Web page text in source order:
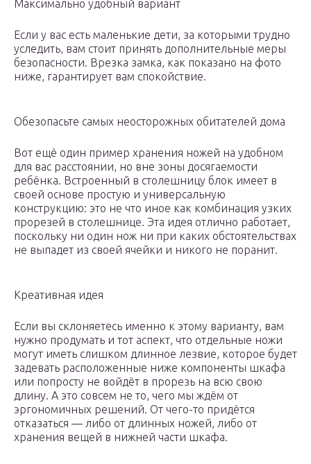
Максимально удобный вариант
Если у вас есть маленькие дети, за которыми трудно
уследить, вам стоит принять дополнительные меры
безопасности. Врезка замка, как показано на фото
ниже, гарантирует вам спокойствие.
Обезопасьте самых неосторожных обитателей дома
Вот ещё один пример хранения ножей на удобном
для вас расстоянии, но вне зоны досягаемости
ребёнка. Встроенный в столешницу блок имеет в
своей основе простую и универсальную
конструкцию: это не что иное как комбинация узких
прорезей в столешнице. Эта идея отлично работает,
поскольку ни один нож ни при каких обстоятельствах
не выпадет из своей ячейки и никого не поранит.
Креативная идея
Если вы склоняетесь именно к этому варианту, вам
нужно продумать и тот аспект, что отдельные ножи
могут иметь слишком длинное лезвие, которое будет
задевать расположенные ниже компоненты шкафа
или попросту не войдёт в прорезь на всю свою
длину. А это совсем не то, чего мы ждём от
эргономичных решений. От чего-то придётся
отказаться — либо от длинных ножей, либо от
хранения вещей в нижней части шкафа.